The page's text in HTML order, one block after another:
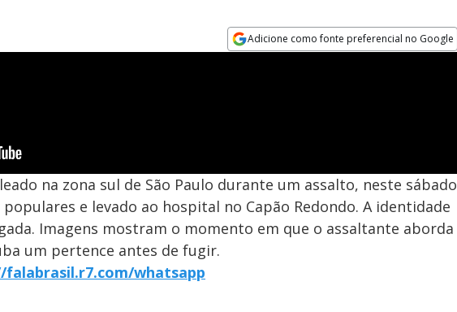
Adicione como fonte preferencial no Google
na zona sul de São Paulo durante um assalto, neste sábado
e levado ao hospital no Capão Redondo. A identidade
Imagens mostram o momento em que o assaltante aborda
um pertence antes de fugir.
whatsapp